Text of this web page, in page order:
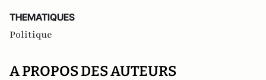
THEMATIQUES
Politique
A PROPOS DES AUTEURS